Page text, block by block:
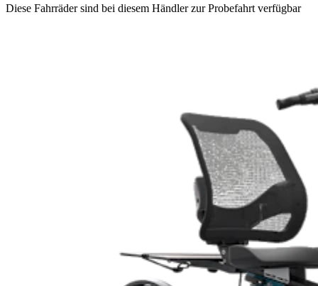
Diese Fahrräder sind bei diesem Händler zur Probefahrt verfügbar